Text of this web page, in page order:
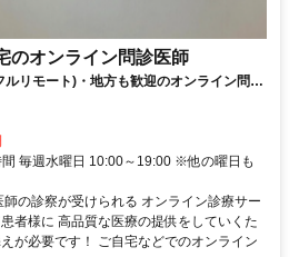
のオンライン問診医師
リモート)・地方も歓迎のオンライン問診
間 毎週水曜日 10:00～19:00 ※他の曜日も
の診察が受けられる オンライン診療サー
者様に 高品質な医療の提供をしていくた
が必要です！ ご自宅などでのオンライン